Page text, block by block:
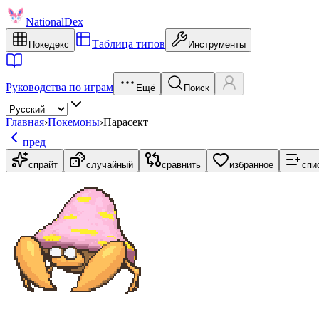
NationalDex
Покедекс Таблица типов Инструменты
Руководства по играм Ещё Поиск
Главная›Покемоны›Парасект
пред
спрайт случайный сравнить избранное